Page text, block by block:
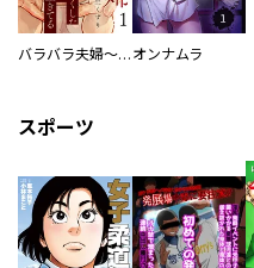
バラバラ夫婦～手足をなくした夫はまだ生きてる オンナムラ
スポーツ